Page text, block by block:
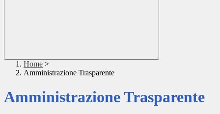
Home >
Amministrazione Trasparente
Amministrazione Trasparente